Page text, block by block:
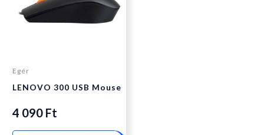
Egér
LENOVO 300 USB Mouse
4 090 Ft